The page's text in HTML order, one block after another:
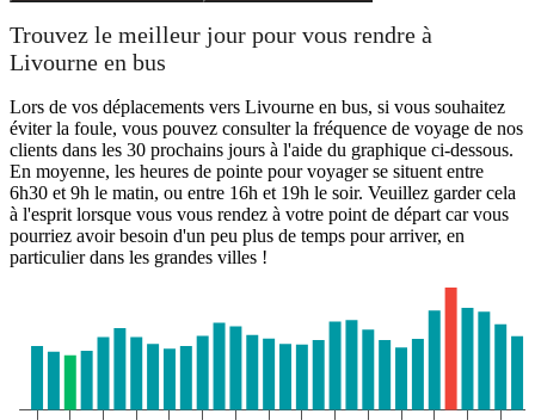
Trouvez le meilleur jour pour vous rendre à
Livourne en bus
Lors de vos déplacements vers Livourne en bus, si vous souhaitez
éviter la foule, vous pouvez consulter la fréquence de voyage de nos
clients dans les 30 prochains jours à l'aide du graphique ci-dessous.
En moyenne, les heures de pointe pour voyager se situent entre
6h30 et 9h le matin, ou entre 16h et 19h le soir. Veuillez garder cela
à l'esprit lorsque vous vous rendez à votre point de départ car vous
pourriez avoir besoin d'un peu plus de temps pour arriver, en
particulier dans les grandes villes !